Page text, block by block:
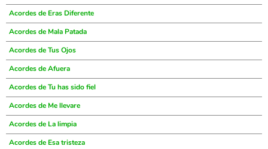
Acordes de Eras Diferente
Acordes de Mala Patada
Acordes de Tus Ojos
Acordes de Afuera
Acordes de Tu has sido fiel
Acordes de Me llevare
Acordes de La limpia
Acordes de Esa tristeza